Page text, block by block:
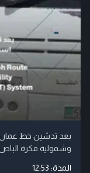
بعد تدشين خط عمان
وشمولية فكرة
المدة: 12:53